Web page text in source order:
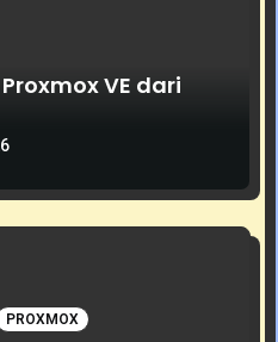
VE dari
PROXMOX